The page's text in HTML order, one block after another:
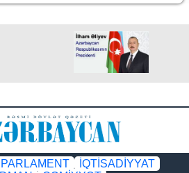
PARLAMENT
İQTİSADİYYAT